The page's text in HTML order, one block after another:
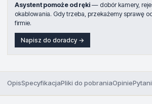
Asystent pomoże od ręki — dobór kamery,
okablowania. Gdy trzeba, przekażemy sprawę
firmie.
Napisz do doradcy →
OpisSpecyfikacjaPliki do pobraniaOpinie